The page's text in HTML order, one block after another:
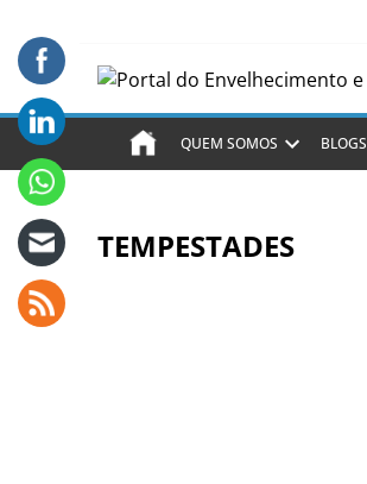
QUEM SOMOS BLOGS
TEMPESTADES